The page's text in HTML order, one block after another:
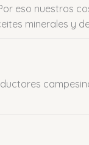
eso nuestros
minerales y